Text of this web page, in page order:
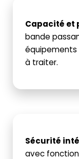
Capacité et
bande
équipements
à traiter.
Sécurité
avec